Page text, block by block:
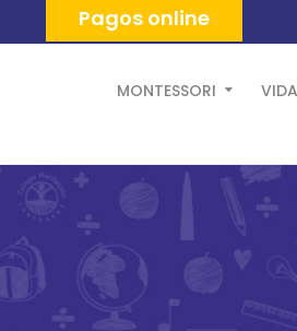
Pagos online
MONTESSORI